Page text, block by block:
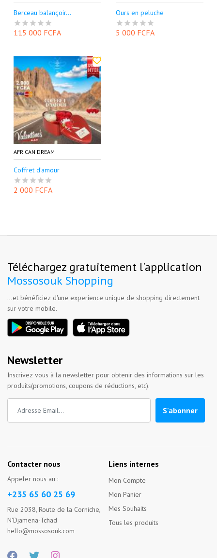
Berceau balançoir...
115 000 FCFA
Ours en peluche
5 000 FCFA
AFRICAN DREAM
Coffret d'amour
2 000 FCFA
Téléchargez gratuitement l'application
Mossosouk Shopping
...et bénéficiez d'une experience unique de shopping directement
sur votre mobile.
Newsletter
Inscrivez vous à la newsletter pour obtenir des informations sur les
produits(promotions, coupons de réductions, etc).
S'abonner
Contacter nous
Appeler nous au :
+235 65 60 25 69
Rue 2038, Route de la Corniche,
N'Djamena-Tchad
hello@mossosouk.com
Liens internes
Mon Compte
Mon Panier
Mes Souhaits
Tous les produits